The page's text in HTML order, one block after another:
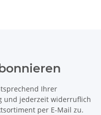
Ihrer
und jederzeit widerruflich
per E-Mail zu.